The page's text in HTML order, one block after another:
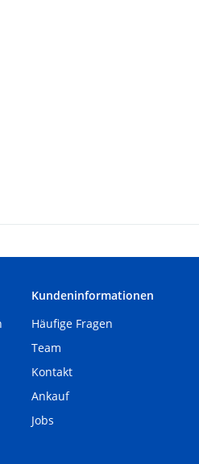
Kundeninformationen
Häufige Fragen
Team
Kontakt
Ankauf
Jobs